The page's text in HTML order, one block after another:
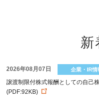
新
2026年08月07日 企業・IR情
譲渡制限付株式報酬としての自己
(PDF:92KB)